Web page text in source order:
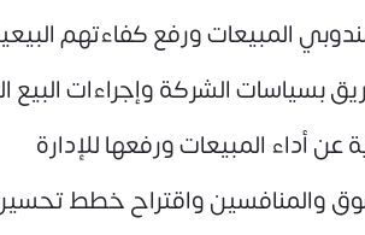
المبيعات ورفع كفاءتهم
بسياسات الشركة وإجراءات البيع
عن أداء المبيعات ورفعها للإدارة
والمنافسين واقتراح خطط تحسين